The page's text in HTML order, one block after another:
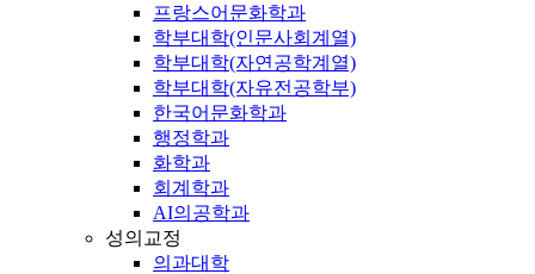
프랑스어문화학과
학부대학(인문사회계열)
학부대학(자연공학계열)
학부대학(자유전공학부)
한국어문화학과
행정학과
화학과
회계학과
AI의공학과
성의교정
의과대학